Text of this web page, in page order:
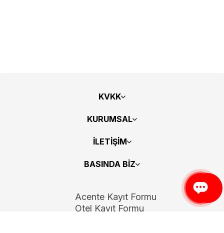
KVKK
KURUMSAL
İLETİŞİM
BASINDA BİZ
Acente Kayıt Formu
Otel Kayıt Formu